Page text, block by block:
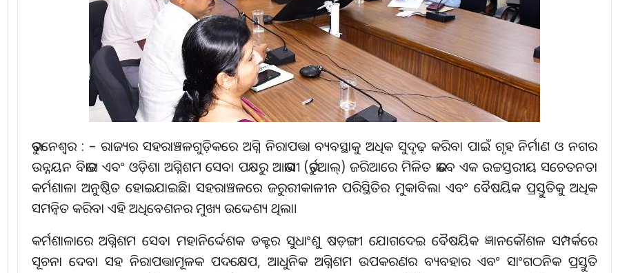
ଭୁବନେଶ୍ୱର : – ରାଜ୍ୟର ସହରାଞ୍ଚଳଗୁଡ଼ିକରେ ଅଗ୍ନି ନିରାପତ୍ତା ବ୍ୟବସ୍ଥାକୁ ଅଧିକ ସୁଦୃଢ଼ କରିବା ପାଇଁ ଗୃହ ନିର୍ମାଣ ଓ ନଗର
ଉନ୍ନୟନ ବିଭାଗ ଏବଂ ଓଡ଼ିଶା ଅଗ୍ନିଶମ ସେବା ପକ୍ଷରୁ ଆଭାସୀ (ଭର୍ଚୁଆଲ୍) ଜରିଆରେ ମିଳିତ ଭାବେ ଏକ ଉଚ୍ଚସ୍ତରୀୟ ସଚେତନତା
କର୍ମଶାଳା ଅନୁଷ୍ଠିତ ହୋଇଯାଇଛି। ସହରାଞ୍ଚଳରେ ଜରୁରୀକାଳୀନ ପରିସ୍ଥିତିର ମୁକାବିଲା ଏବଂ ବୈଷୟିକ ପ୍ରସ୍ତୁତିକୁ ଅଧିକ
ସମନ୍ୱିତ କରିବା ଏହି ଅଧିବେଶନର ମୁଖ୍ୟ ଉଦ୍ଦେଶ୍ୟ ଥିଲା।
କର୍ମଶାଳାରେ ଅଗ୍ନିଶମ ସେବା ମହାନିର୍ଦ୍ଦେଶକ ଡକ୍ଟର ସୁଧାଂଶୁ ଷଡ଼ଙ୍ଗୀ ଯୋଗଦେଇ ବୈଷୟିକ ଜ୍ଞାନକୌଶଳ ସମ୍ପର୍କରେ
ସୂଚନା ଦେବା ସହ ନିରାପତ୍ତାମୂଳକ ପଦକ୍ଷେପ, ଆଧୁନିକ ଅଗ୍ନିଶମ ଉପକରଣର ବ୍ୟବହାର ଏବଂ ସାଂଗଠନିକ ପ୍ରସ୍ତୁତି